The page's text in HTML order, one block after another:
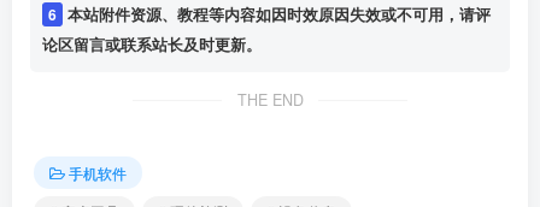
6 本站附件资源、教程等内容如因时效原因失效或不可用，请评
论区留言或联系站长及时更新。
THE END
手机软件